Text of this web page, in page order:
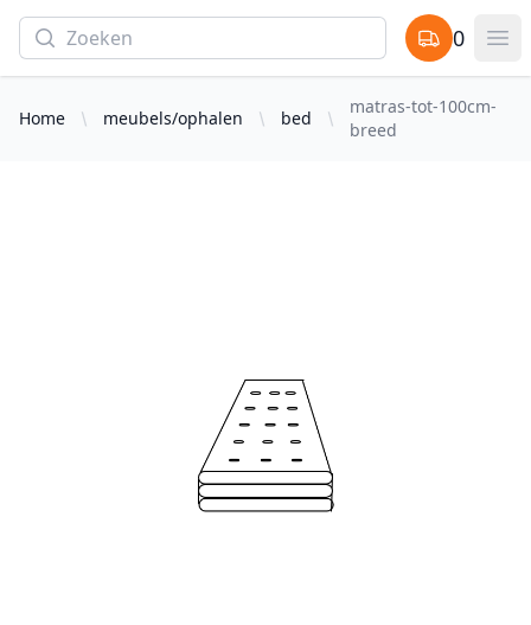
Search 0
items in cart,
Home meubels/ophalen bed
matras-tot-100cm-
breed